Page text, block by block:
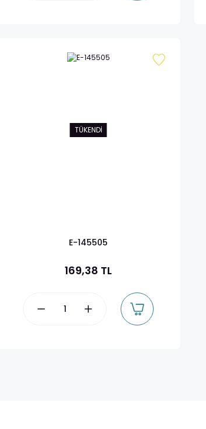
TÜKENDİ
E-145505
169,38 TL